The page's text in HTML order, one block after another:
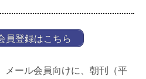
員登録はこちら
メール会員向けに、朝刊（平